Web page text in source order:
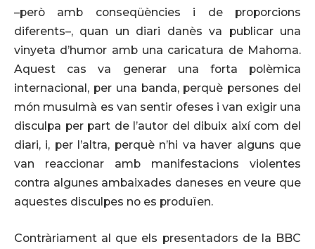
–però amb conseqüències i de proporcions
diferents–, quan un diari danès va publicar una
vinyeta d’humor amb una caricatura de Mahoma.
Aquest cas va generar una forta polèmica
internacional, per una banda, perquè persones del
món musulmà es van sentir ofeses i van exigir una
disculpa per part de l’autor del dibuix així com del
diari, i, per l’altra, perquè n’hi va haver alguns que
van reaccionar amb manifestacions violentes
contra algunes ambaixades daneses en veure que
aquestes disculpes no es produïen.
Contràriament al que els presentadors de la BBC